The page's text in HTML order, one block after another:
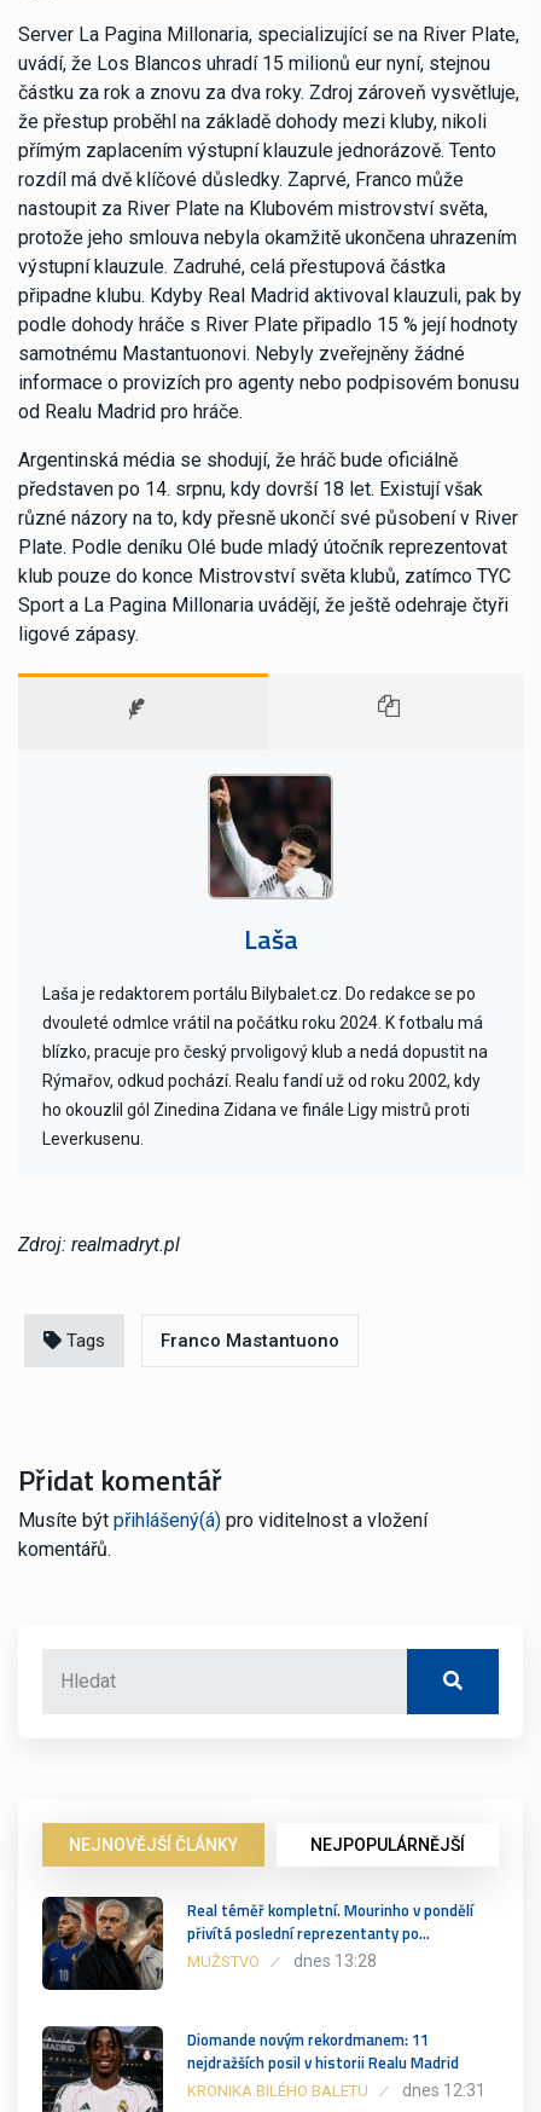
Server La Pagina Millonaria, specializující se na River Plate,
uvádí, že Los Blancos uhradí 15 milionů eur nyní, stejnou
částku za rok a znovu za dva roky. Zdroj zároveň vysvětluje,
že přestup proběhl na základě dohody mezi kluby, nikoli
přímým zaplacením výstupní klauzule jednorázově. Tento
rozdíl má dvě klíčové důsledky. Zaprvé, Franco může
nastoupit za River Plate na Klubovém mistrovství světa,
protože jeho smlouva nebyla okamžitě ukončena uhrazením
výstupní klauzule. Zadruhé, celá přestupová částka
připadne klubu. Kdyby Real Madrid aktivoval klauzuli, pak by
podle dohody hráče s River Plate připadlo 15 % její hodnoty
samotnému Mastantuonovi. Nebyly zveřejněny žádné
informace o provizích pro agenty nebo podpisovém bonusu
od Realu Madrid pro hráče.
Argentinská média se shodují, že hráč bude oficiálně
představen po 14. srpnu, kdy dovrší 18 let. Existují však
různé názory na to, kdy přesně ukončí své působení v River
Plate. Podle deníku Olé bude mladý útočník reprezentovat
klub pouze do konce Mistrovství světa klubů, zatímco TYC
Sport a La Pagina Millonaria uvádějí, že ještě odehraje čtyři
ligové zápasy.
Laša
Laša je redaktorem portálu Bilybalet.cz. Do redakce se po
dvouleté odmlce vrátil na počátku roku 2024. K fotbalu má
blízko, pracuje pro český prvoligový klub a nedá dopustit na
Rýmařov, odkud pochází. Realu fandí už od roku 2002, kdy
ho okouzlil gól Zinedina Zidana ve finále Ligy mistrů proti
Leverkusenu.
Zdroj: realmadryt.pl
Tags Franco Mastantuono
Přidat komentář
Musíte být přihlášený(á) pro viditelnost a vložení
komentářů.
NEJNOVĚJŠÍ ČLÁNKY NEJPOPULÁRNĚJŠÍ
Real téměř kompletní. Mourinho v pondělí
přivítá poslední reprezentanty po…
MUŽSTVO dnes 13:28
Diomande novým rekordmanem: 11
nejdražších posil v historii Realu Madrid
KRONIKA BILÉHO BALETU dnes 12:31